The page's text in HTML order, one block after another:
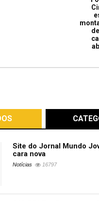
Site do Jornal Mundo
cara nova
Notícias 16797